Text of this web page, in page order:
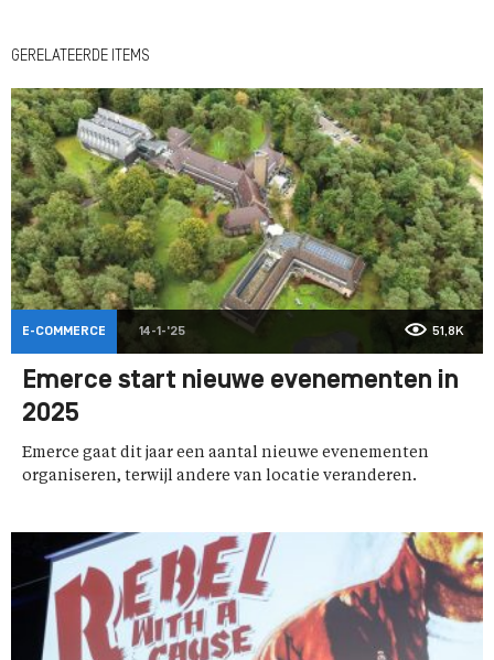
GERELATEERDE ITEMS
E-COMMERCE 14-1-'25 51,8K
Emerce start nieuwe evenementen in
2025
Emerce gaat dit jaar een aantal nieuwe evenementen
organiseren, terwijl andere van locatie veranderen.